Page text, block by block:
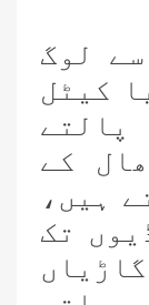
لوگ
کیٹل
کے
ہیں،
تک